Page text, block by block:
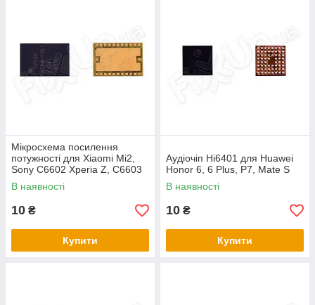
Мікросхема посилення
потужності для Xiaomi Mi2,
Sony C6602 Xperia Z, C6603
Xperia Z
В наявності
10 ₴
Купити
Аудіочіп Hi6401 для Huawei
Honor 6, 6 Plus, P7, Mate S
В наявності
10 ₴
Купити